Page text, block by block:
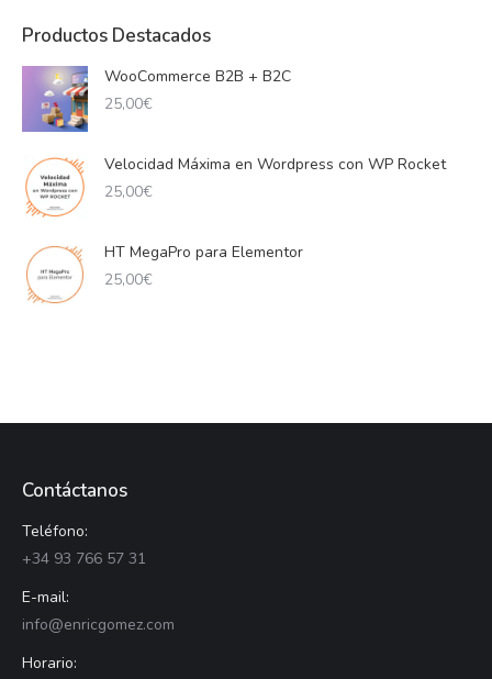
Productos Destacados
WooCommerce B2B + B2C
25,00€
Velocidad Máxima en Wordpress con WP Rocket
25,00€
HT MegaPro para Elementor
25,00€
Contáctanos
Teléfono:
+34 93 766 57 31
E-mail:
info@enricgomez.com
Horario: